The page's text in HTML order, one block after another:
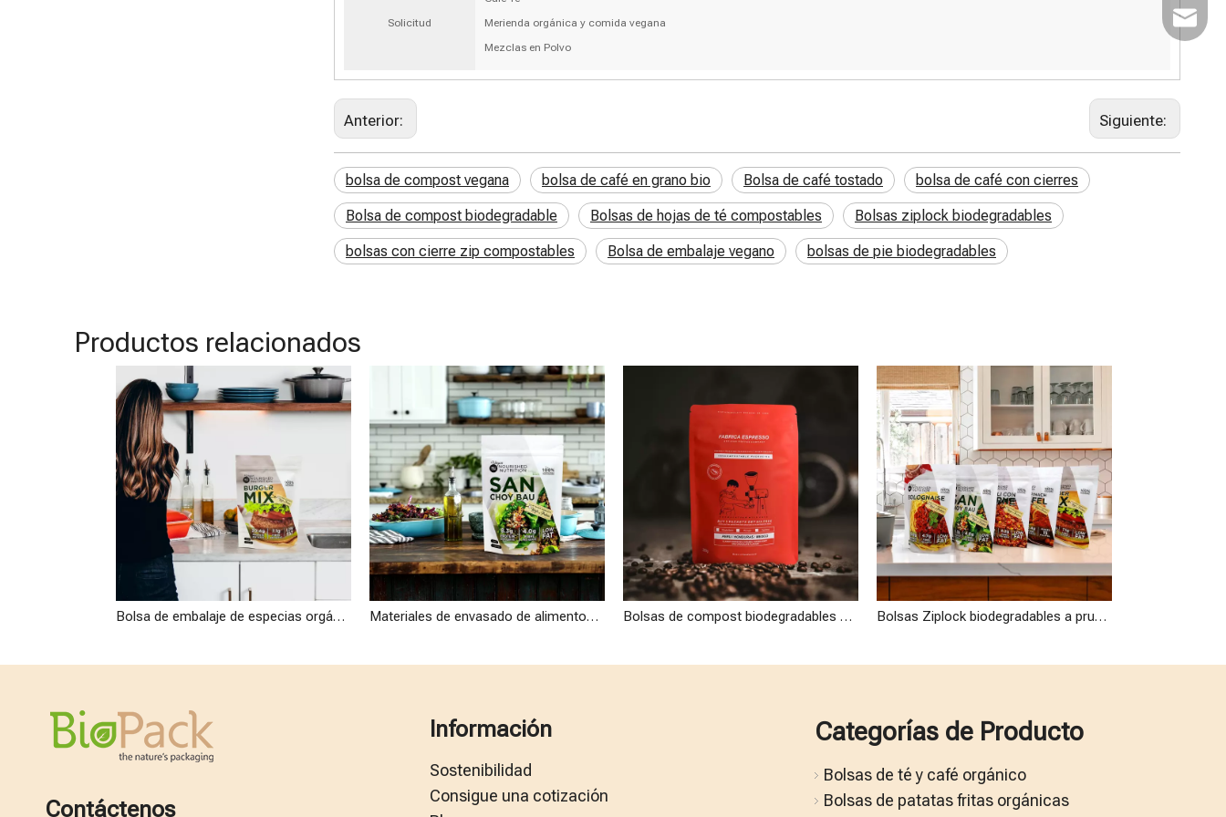
Solicitud
Merienda orgánica y comida vegana
Mezclas en Polvo
Anterior: Siguiente:
bolsa de compost vegana bolsa de café en grano bio Bolsa de café tostado bolsa de café con cierres
Bolsa de compost biodegradable Bolsas de hojas de té compostables Bolsas ziplock biodegradables
bolsas con cierre zip compostables Bolsa de embalaje vegano bolsas de pie biodegradables
Productos relacionados
Bolsa de embalaje de especias orgánicas pequeñas biodegradables compostables ecológicas al por mayor Materiales de envasado de alimentos innovadores Bolsa de comida vegana ecológica compostable al por mayor Bolsas de compost biodegradables certificadas con material PBS de alta calidad para café tostado y hojas de té Bolsas Ziplock biodegradables a prueba de humedad de material laminado para alimentos orgánicos veganos
Contáctenos
Información
Sostenibilidad
Consigue una cotización
Correo
Categorías de Producto
Bolsas de té y café orgánico
Bolsas de patatas fritas orgánicas